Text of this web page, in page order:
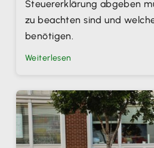
Steuererklärung abgeben
zu beachten sind und
benötigen.
Weiterlesen